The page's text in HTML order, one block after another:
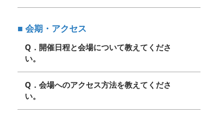
■ 会期・アクセス
Q．開催日程と会場について教えてくださ
い。
Q．会場へのアクセス方法を教えてくださ
い。